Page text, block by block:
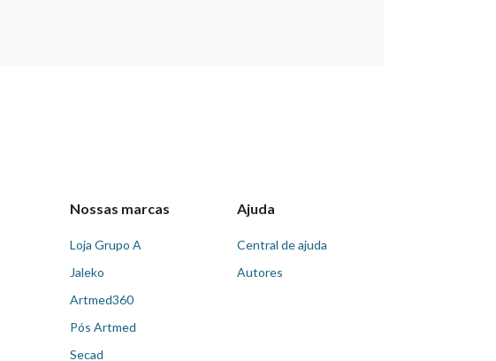
Nossas marcas
Loja Grupo A
Jaleko
Artmed360
Pós Artmed
Secad
Ajuda
Central de ajuda
Autores